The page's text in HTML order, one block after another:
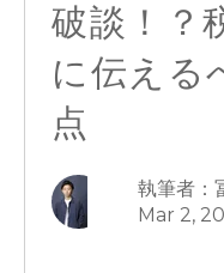
破談！？
に伝える
点
執筆者：
Mar 2,